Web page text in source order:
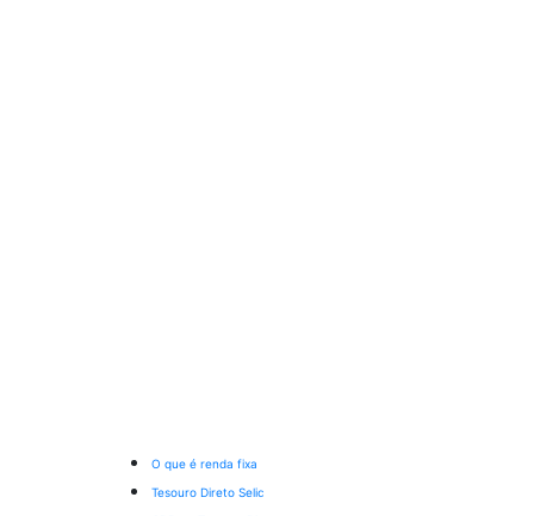
O que é renda fixa
Tesouro Direto Selic